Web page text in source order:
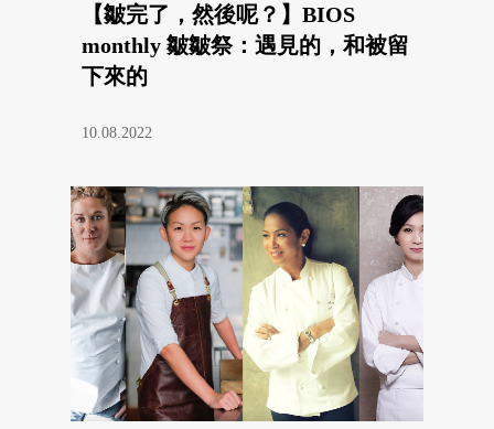
【皺完了，然後呢？】BIOS
monthly 皺皺祭：遇見的，和被留
下來的
10.08.2022